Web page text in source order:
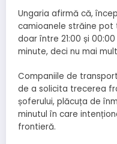
Ungaria afirmă că,
camioanele străine pot
doar între 21:00 și
minute, deci nu mai
Companiile de
de a solicita trecerea
șoferului, plăcuța de
minutul în care
frontieră.